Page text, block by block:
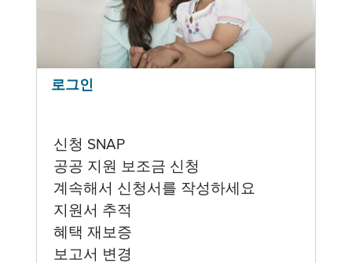
로그인
신청 SNAP
공공 지원 보조금 신청
계속해서 신청서를 작성하세요
지원서 추적
혜택 재보증
보고서 변경